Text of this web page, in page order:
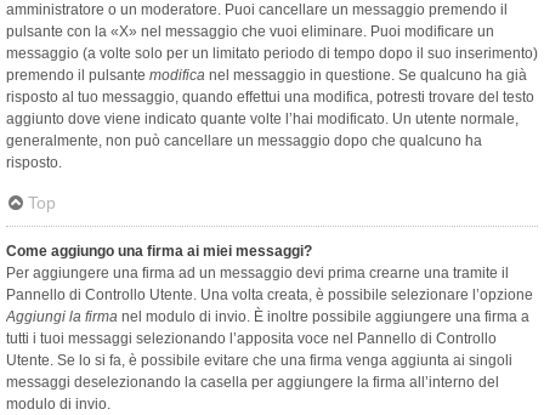
amministratore o un moderatore. Puoi cancellare un messaggio premendo il
pulsante con la «X» nel messaggio che vuoi eliminare. Puoi modificare un
messaggio (a volte solo per un limitato periodo di tempo dopo il suo inserimento)
premendo il pulsante modifica nel messaggio in questione. Se qualcuno ha già
risposto al tuo messaggio, quando effettui una modifica, potresti trovare del testo
aggiunto dove viene indicato quante volte l’hai modificato. Un utente normale,
generalmente, non può cancellare un messaggio dopo che qualcuno ha
risposto.
Top
Come aggiungo una firma ai miei messaggi?
Per aggiungere una firma ad un messaggio devi prima crearne una tramite il
Pannello di Controllo Utente. Una volta creata, è possibile selezionare l’opzione
Aggiungi la firma nel modulo di invio. È inoltre possibile aggiungere una firma a
tutti i tuoi messaggi selezionando l’apposita voce nel Pannello di Controllo
Utente. Se lo si fa, è possibile evitare che una firma venga aggiunta ai singoli
messaggi deselezionando la casella per aggiungere la firma all’interno del
modulo di invio.